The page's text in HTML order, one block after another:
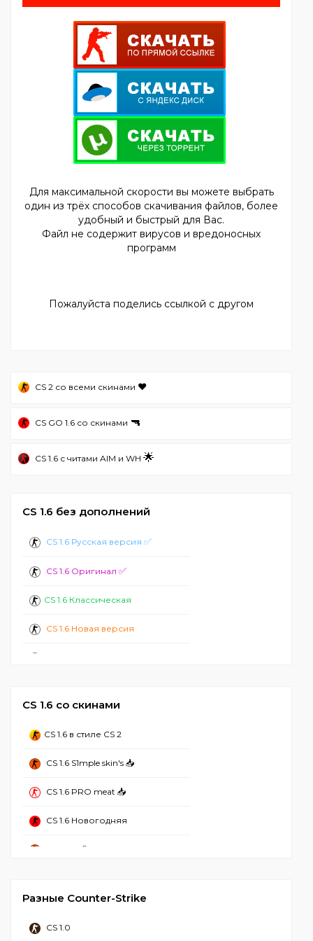
Для максимальной скорости вы можете выбрать
один из трёх способов скачивания файлов, более
удобный и быстрый для Вас.
Файл не содержит вирусов и вредоносных
программ
Пожалуйста поделись ссылкой с другом
CS 2 со всеми скинами ❤️
CS GO 1.6 со скинами 🔫
CS 1.6 с читами AIM и WH 🌟
CS 1.6 без дополнений
CS 1.6 Русская версия ✅
CS 1.6 Оригинал ✅
CS 1.6 Классическая
CS 1.6 Новая версия
CS 1.6 со скинами
CS 1.6 в стиле CS 2
CS 1.6 S1mple skin's 📥
CS 1.6 PRO meat 📥
CS 1.6 Новогодняя
CS 1.6 Refined
Разные Counter-Strike
CS 1.0